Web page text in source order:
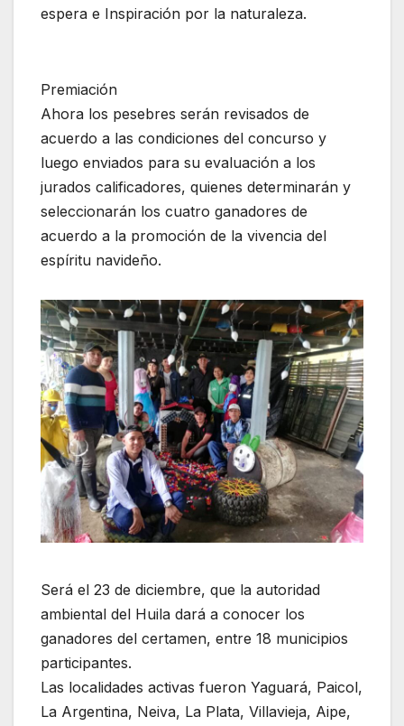
espera e Inspiración por la naturaleza.
Premiación
Ahora los pesebres serán revisados de
acuerdo a las condiciones del concurso y
luego enviados para su evaluación a los
jurados calificadores, quienes determinarán y
seleccionarán los cuatro ganadores de
acuerdo a la promoción de la vivencia del
espíritu navideño.
Será el 23 de diciembre, que la autoridad
ambiental del Huila dará a conocer los
ganadores del certamen, entre 18 municipios
participantes.
Las localidades activas fueron Yaguará, Paicol,
La Argentina, Neiva, La Plata, Villavieja, Aipe,